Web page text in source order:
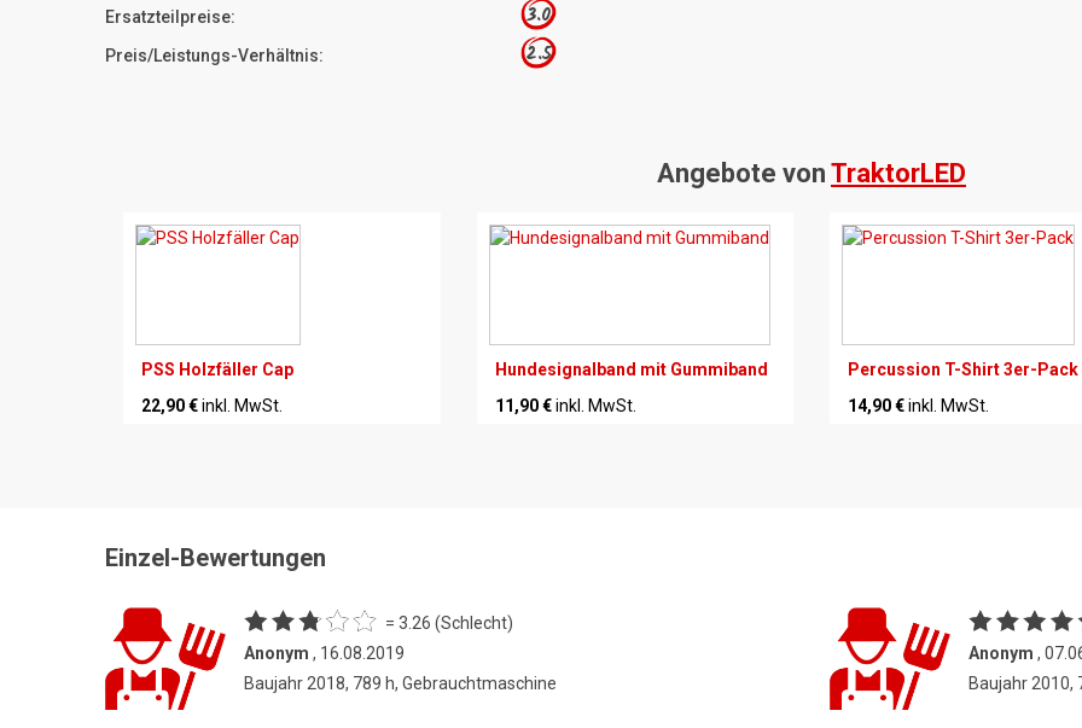
Ersatzteilpreise: 3.0
Preis/Leistungs-Verhältnis: 2.5
Angebote von TraktorLED
PSS Holzfäller Cap
22,90 €inkl. MwSt.
Hundesignalband mit Gummiband
11,90 € inkl. MwSt.
Percussion T-Shirt 3er-Pack
14,90 €inkl. MwSt.
Einzel-Bewertungen
= 3.26 (Schlecht)
Anonym , 16.08.2019
Baujahr 2018, 789 h, Gebrauchtmaschine
Anonym ,
Baujahr 2010,